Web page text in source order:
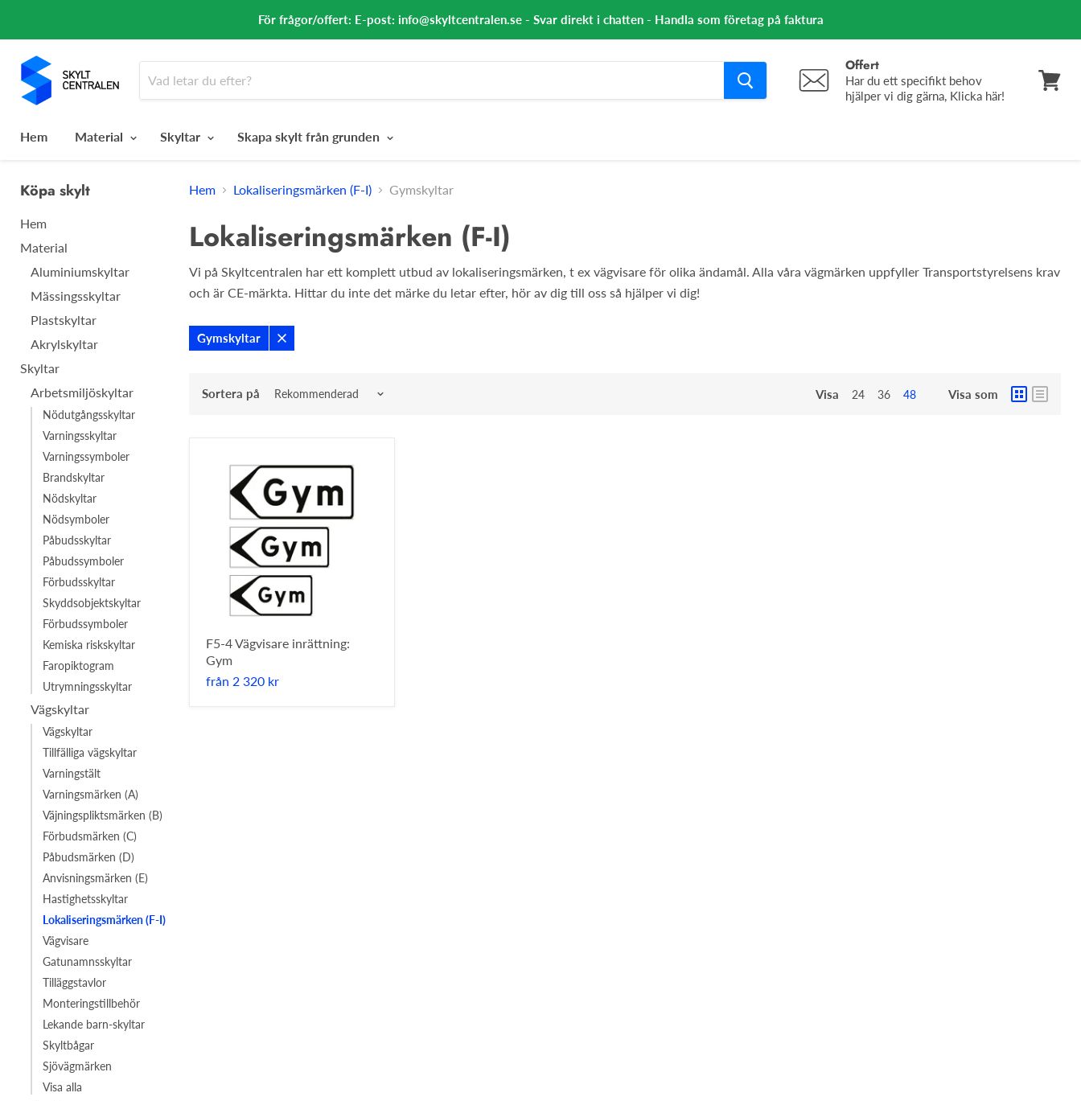
För frågor/offert: E-post: info@skyltcentralen.se - Svar direkt i chatten - Handla som företag på faktura
Offert
Har du ett specifikt behov
hjälper vi dig gärna, Klicka här!
Hem
Material Skyltar Skapa skylt från grunden
Köpa skylt
Hem
Material
Aluminiumskyltar
Mässingsskyltar
Plastskyltar
Akrylskyltar
Skyltar
Arbetsmiljöskyltar
Nödutgångsskyltar
Varningsskyltar
Varningssymboler
Brandskyltar
Nödskyltar
Nödsymboler
Påbudsskyltar
Påbudssymboler
Förbudsskyltar
Skyddsobjektskyltar
Förbudssymboler
Kemiska riskskyltar
Faropiktogram
Utrymningsskyltar
Vägskyltar
Vägskyltar
Tillfälliga vägskyltar
Varningstält
Varningsmärken (A)
Väjningspliktsmärken (B)
Förbudsmärken (C)
Påbudsmärken (D)
Anvisningsmärken (E)
Hastighetsskyltar
Lokaliseringsmärken (F-I)
Vägvisare
Gatunamnsskyltar
Tilläggstavlor
Monteringstillbehör
Lekande barn-skyltar
Skyltbågar
Sjövägmärken
Visa alla
Hem Lokaliseringsmärken (F-I) Gymskyltar
Lokaliseringsmärken (F-I)
Vi på Skyltcentralen har ett komplett utbud av lokaliseringsmärken, t ex vägvisare för olika ändamål. Alla våra vägmärken uppfyller Transportstyrelsens krav
och är CE-märkta. Hittar du inte det märke du letar efter, hör av dig till oss så hjälper vi dig!
Gymskyltar
Ta
Sortera på
Visa 24 36 48 Visa som
F5-4 Vägvisare inrättning:
Gym
från 2 320 kr